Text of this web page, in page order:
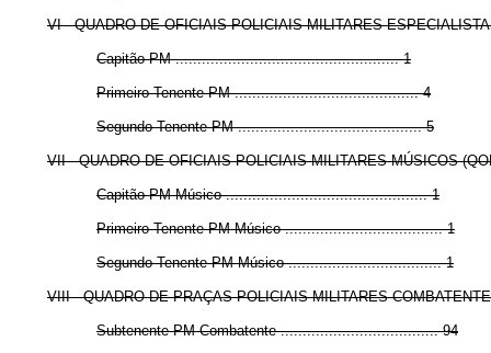
VI - QUADRO DE OFICIAIS POLICIAIS MILITARES
Capitão PM ................................................... 1
Primeiro-Tenente PM .......................................... 4
Segundo-Tenente PM .......................................... 5
VII - QUADRO DE OFICIAIS POLICIAIS MILITARES MÚSICOS
Capitão PM Músico .............................................. 1
Primeiro-Tenente PM Músico .................................... 1
Segundo-Tenente PM Músico ................................... 1
VIII - QUADRO DE PRAÇAS POLICIAIS MILITARES
Subtenente PM Combatente .................................... 94